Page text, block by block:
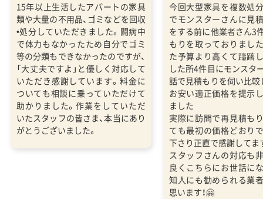
15年以上生活したアパートの家具
類や大量の不用品、ゴミなどを回収
•処分していただきました。闘病中
で体力もなかったため自分でゴミ
等の分類もできなかったのですが、
「大丈夫ですよ」と優しく対応して
いただき感謝しています。料金に
ついても相談に乗っていただけて
助かりました。作業をしていただ
いたスタッフの皆さま、本当にあり
がとうございました。
今回大型家具を複数処
でモンスターさんに見
をする前に他業者さん3
もりを取っておりまし
た予算より高くて躊躇
した所4件目にモンスタ
話で見積もりを伺い比
お安い適正価格を提示
ました
実際に訪問で再見積も
ても最初の価格どおり
下さり正直で感謝してま
スタッフさんの対応も
良くこちらにお世話に
知人にも勧められる業
思います！🤗